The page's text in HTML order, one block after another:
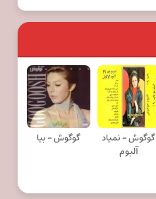
گوگوش - نمیاد
آلبوم
گوگوش - بیا